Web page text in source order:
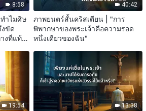
8:58
ำไมศิษ
งขัด
งที่แท้
40:42
ภาพยนตร์สั้นคริสเตียน | "การ
พิพากษาของพระเจ้าคือความรอด
หนึ่งเดียวของฉัน"
19:54 13:38